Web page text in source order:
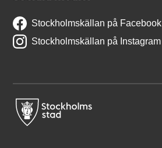
Stockholmskällan på Facebook
Stockholmskällan på Instagram